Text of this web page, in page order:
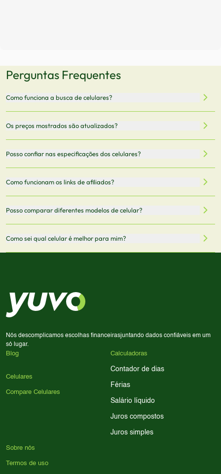
Perguntas Frequentes
Como funciona a busca de celulares?
armazenamento, memória RAM, bateria e conectividade
5G.
Os preços mostrados são atualizados?
vendedor antes de finalizar sua compra.
Posso confiar nas especificações dos celulares?
informações mais recentes de cada modelo.
Como funcionam os links de afiliados?
comissão sem custo adicional para você.
Posso comparar diferentes modelos de celular?
Sim! Você pode selecionar até 3 celulares para comparar
Como sei qual celular é melhor para mim?
processador e bateria são essenciais. Use nossos filtros
para encontrar o celular ideal.
Nós descomplicamos escolhas financeirasjuntando dados confiáveis em um
só lugar.
Blog
Celulares
Compare Celulares
Calculadoras
Contador de dias
Férias
Salário líquido
Juros compostos
Juros simples
Sobre nós
Termos de uso